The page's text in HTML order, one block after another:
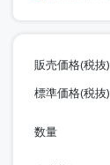
販売価格(税抜)
標準価格(税抜)
数量